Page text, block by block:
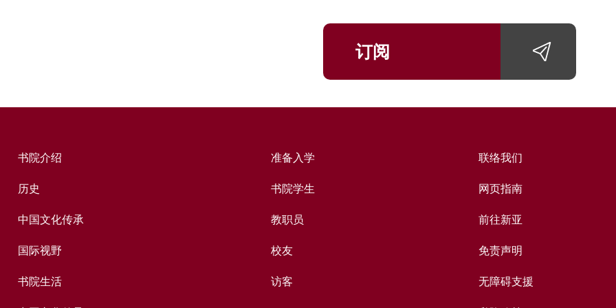
订阅
书院介绍
历史
中国文化传承
国际视野
书院生活
准备入学
书院学生
教职员
校友
访客
联络我们
网页指南
前往新亚
免责声明
无障碍支援